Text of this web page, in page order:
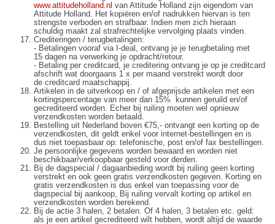
www.attitudeholland.nl van Attitude Holland zijn eigendom van
Attitude Holland. Het kopiëren en/of nadrukken hiervan is ten
strengste verboden en strafbaar. Indien men zich hieraan
schuldig maakt zal strafrechtelijke vervolging plaats vinden.
Crediteringen / terugbetalingen:
- Betalingen vooraf via I-deal, ontvang je je terugbetaling met
15 dagen na verwerking je opdracht/retour.
- Betaling per creditcard, je creditering ontvang je op je creditcard
afschrift wat doorgaans 1 x per maand verstrekt wordt door
de creditcard maatschappij.
Artikelen in de uitverkoop en / of afgeprijsde artikelen met een
kortingspercentage van meer dan 15% kunnen geruild en/of
gecrediteerd worden. Echer bij ruiling moeten wel opnieuw
verzendkosten worden betaald.
Bestelling uit Nederland boven €75,- ontvangt een korting op de
verzendkosten, dit geldt enkel voor internet-bestellingen en is
dus niet toepasbaar op: telefonische, post en/of fax bestellingen.
Je persoonlijke gegevens worden bewaard en worden niet
beschikbaar/verkoopbaar gesteld voor derden.
Bij de dagspecial / dagaanbieding wordt bij ruiling geen korting
verstrekt en ook geen gratis verzendkosten gegeven. Korting en
gratis verzendkosten is dus enkel van toepassing voor de
dagspecial bij aankoop, Bij ruiling vervalt korting op artikel en
verzendkosten worden berekend.
Bij de actie 3 halen, 2 betalen. Of 4 halen, 3 betalen etc. geld:
als je een artikel gecrediteerd wilt hebben, wordt altijd de waarde